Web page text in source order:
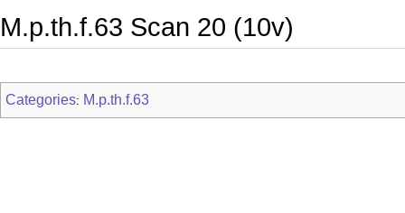
M.p.th.f.63 Scan 20 (10v)
Categories: M.p.th.f.63